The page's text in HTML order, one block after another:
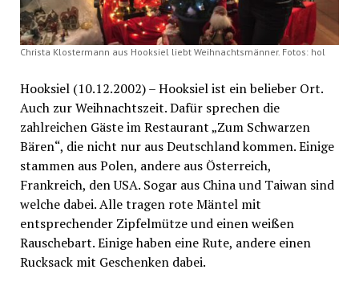
Christa Klostermann aus Hooksiel liebt Weihnachtsmänner. Fotos: hol
Hooksiel (10.12.2002) – Hooksiel ist ein belieber Ort.
Auch zur Weihnachtszeit. Dafür sprechen die
zahlreichen Gäste im Restaurant „Zum Schwarzen
Bären“, die nicht nur aus Deutschland kommen. Einige
stammen aus Polen, andere aus Österreich,
Frankreich, den USA. Sogar aus China und Taiwan sind
welche dabei. Alle tragen rote Mäntel mit
entsprechender Zipfelmütze und einen weißen
Rauschebart. Einige haben eine Rute, andere einen
Rucksack mit Geschenken dabei.